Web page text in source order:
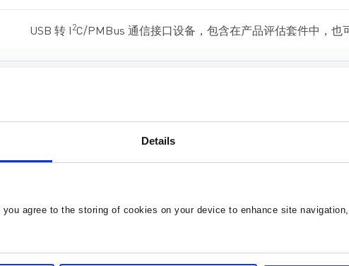
Details
agree to the storing of cookies on your device to enhance site
USB 转 I 2C/PMBus 通信接口设备，包含在产品评估套件中，也
4 通道升压 WLED 驱动器，每通道最大电流为 150mA 且具有